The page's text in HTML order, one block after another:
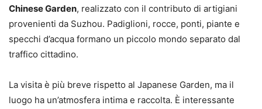
Chinese Garden, realizzato con il contributo di artigiani
provenienti da Suzhou. Padiglioni, rocce, ponti, piante e
specchi d’acqua formano un piccolo mondo separato dal
traffico cittadino.
La visita è più breve rispetto al Japanese Garden, ma il
luogo ha un’atmosfera intima e raccolta. È interessante